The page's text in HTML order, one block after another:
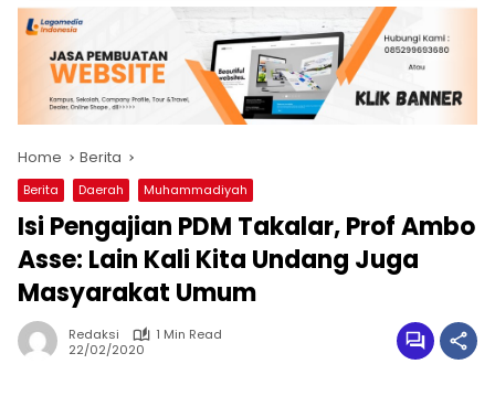
Home Berita
Berita Daerah Muhammadiyah
Isi Pengajian PDM Takalar, Prof Ambo
Asse: Lain Kali Kita Undang Juga
Masyarakat Umum
Redaksi
1 Min Read
22/02/2020